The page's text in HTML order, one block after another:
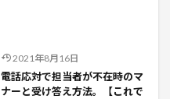
2021年8月16日
電話応対で担当者が不在時のマ
ナーと受け答え方法。【これで